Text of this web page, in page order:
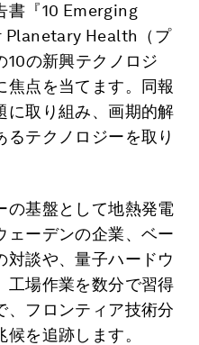
書『10 Emerging
Planetary Health（プ
10の新興テクノロジ
焦点を当てます。同報
に取り組み、画期的解
テクノロジーを取り
の基盤として地熱発電
ェーデンの企業、ベー
対談や、量子ハードウ
工場作業を数分で習得
、フロンティア技術分
を追跡します。